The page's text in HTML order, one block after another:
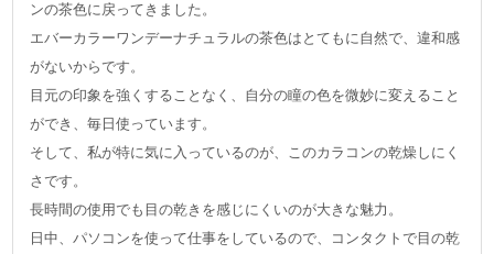
ンの茶色に戻ってきました。
エバーカラーワンデーナチュラルの茶色はとてもに自然で、違和感
がないからです。
目元の印象を強くすることなく、自分の瞳の色を微妙に変えること
ができ、毎日使っています。
そして、私が特に気に入っているのが、このカラコンの乾燥しにく
さです。
長時間の使用でも目の乾きを感じにくいのが大きな魅力。
日中、パソコンを使って仕事をしているので、コンタクトで目の乾